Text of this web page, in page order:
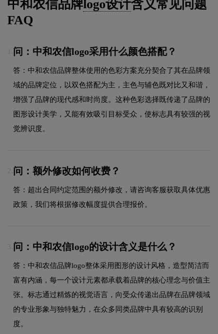
中和农信品牌logo设计含义常见问题
FAQ
问：中和农信logo采用什么颜色搭配？
答：中和农信品牌整体使用的色彩方案充分契合了其在品牌领
域的品牌定位，以双色搭配为主，主色与辅色既对比又和谐，
增强了品牌的现代感和时尚度。这种色彩选择既传递了品牌的
图形设计美学，又能有效吸引目标受众，使标志具有较强的视
觉辨识度。
2. 问：额外修改如何收费？
答：超出合同约定范围的额外修改，请咨询客服获取具体优惠
政策，我们将根据修改幅度提供合理报价。
3. 问：中和农信logo的设计含义是什么？
答：中和农信品牌logo整体采用图形的设计风格，造型简洁而
富有内涵，每一个设计元素都承载着品牌的核心理念与价值主
张。标志通过精炼的视觉语言，向受众传递出品牌在品牌领域
的专业形象与独特魅力，在众多同类品牌中具有较高的识别
度。